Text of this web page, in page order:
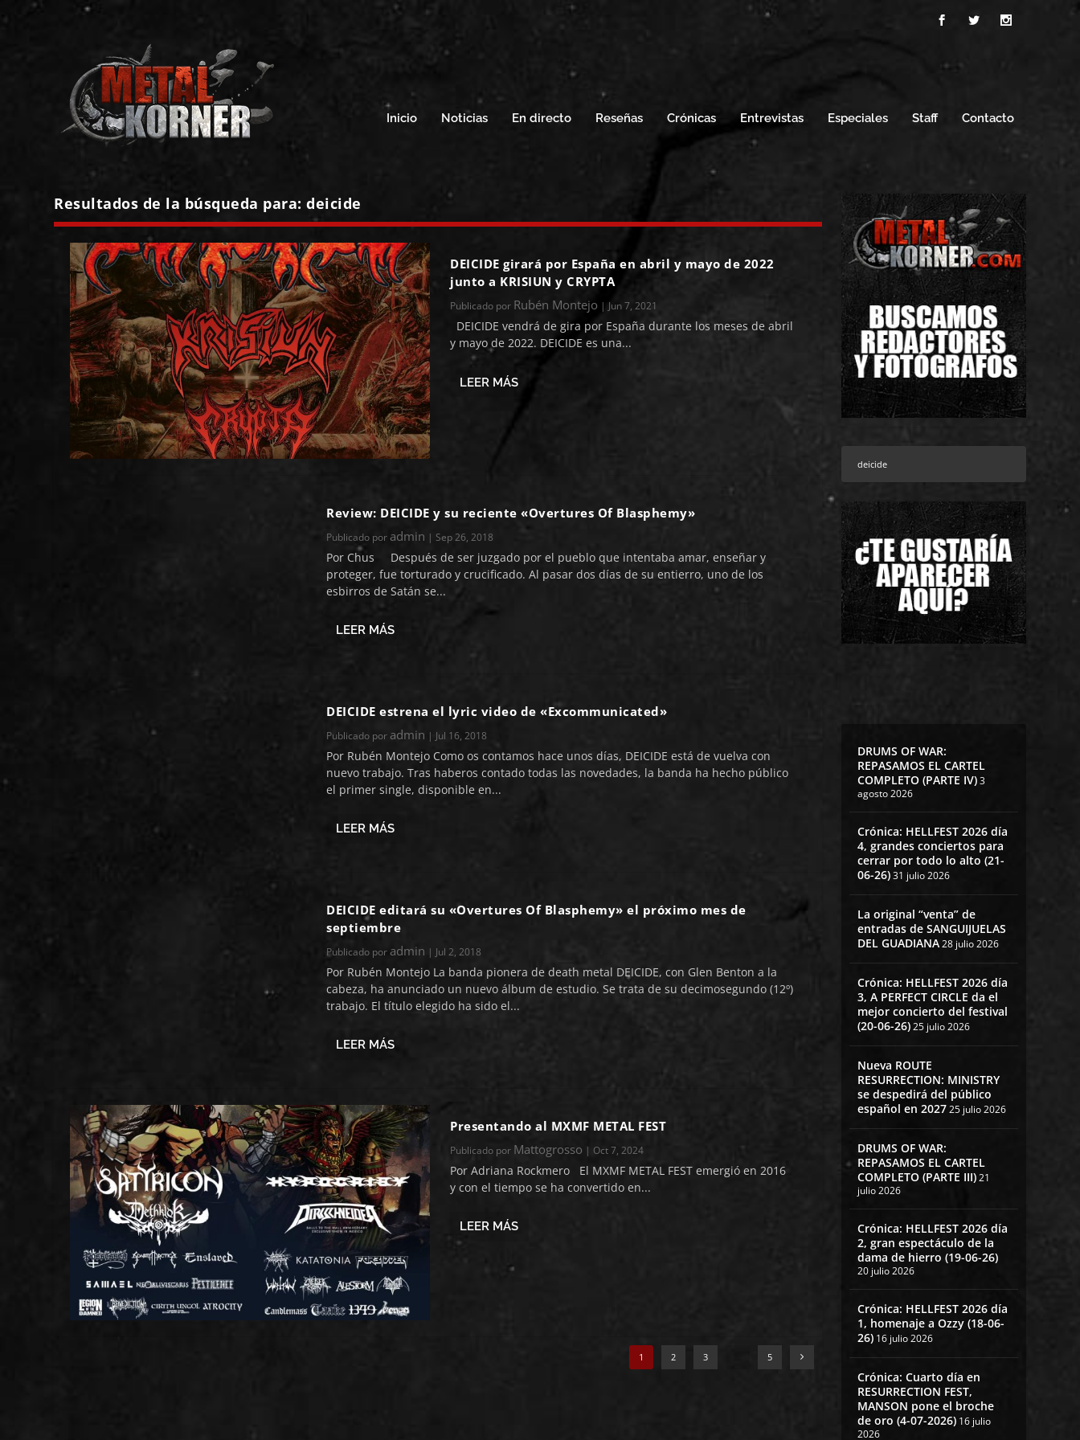
Inicio Noticias En directo Reseñas Crónicas Entrevistas Especiales Staff Contacto
Resultados de la búsqueda para: deicide
DEICIDE girará por España en abril y mayo de 2022
junto a KRISIUN y CRYPTA
Publicado por Rubén Montejo | Jun 7, 2021
DEICIDE vendrá de gira por España durante los meses de abril
y mayo de 2022. DEICIDE es una...
LEER MÁS
Review: DEICIDE y su reciente «Overtures Of Blasphemy»
Publicado poradmin | Sep 26, 2018
Por Chus Después de ser juzgado por el pueblo que intentaba amar, enseñar y
proteger, fue torturado y crucificado. Al pasar dos días de su entierro, uno de los
esbirros de Satán se...
LEER MÁS
DEICIDE estrena el lyric video de «Excommunicated»
Publicado por admin | Jul 16, 2018
Por Rubén Montejo Como os contamos hace unos días, DEICIDE está de vuelva con
nuevo trabajo. Tras haberos contado todas las novedades, la banda ha hecho público
el primer single, disponible en...
LEER MÁS
DEICIDE editará su «Overtures Of Blasphemy» el próximo mes de
septiembre
Publicado por admin | Jul 2, 2018
Por Rubén Montejo La banda pionera de death metal DEICIDE, con Glen Benton a la
cabeza, ha anunciado un nuevo álbum de estudio. Se trata de su decimosegundo (12º)
trabajo. El título elegido ha sido el...
LEER MÁS
Presentando al MXMF METAL FEST
Publicado por Mattogrosso | Oct 7, 2024
Por Adriana Rockmero El MXMF METAL FEST emergió en 2016
y con el tiempo se ha convertido en...
LEER MÁS
1 2 3 5
DRUMS OF WAR:
REPASAMOS EL CARTEL
COMPLETO (PARTE IV)3
agosto 2026
Crónica: HELLFEST 2026 día
4, grandes conciertos para
cerrar por todo lo alto (21-
06-26)31 julio 2026
La original “venta” de
entradas de SANGUIJUELAS
DEL GUADIANA28 julio 2026
Crónica: HELLFEST 2026 día
3, A PERFECT CIRCLE da el
mejor concierto del festival
(20-06-26)25 julio 2026
Nueva ROUTE
RESURRECTION: MINISTRY
se despedirá del público
español en 202725 julio 2026
DRUMS OF WAR:
REPASAMOS EL CARTEL
COMPLETO (PARTE III)21
julio 2026
Crónica: HELLFEST 2026 día
2, gran espectáculo de la
dama de hierro (19-06-26)
20 julio 2026
Crónica: HELLFEST 2026 día
1, homenaje a Ozzy (18-06-
26) 16 julio 2026
Crónica: Cuarto día en
RESURRECTION FEST,
MANSON pone el broche
de oro (4-07-2026) 16 julio
2026